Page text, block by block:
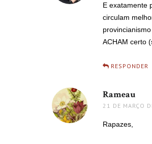
E exatamente
circulam
ACHAM certo
RESPONDER
Rameau
21 DE MARÇO
Rapazes,